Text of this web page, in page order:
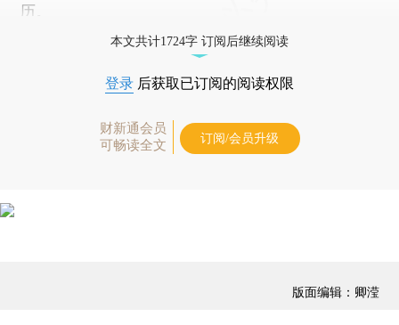
历。
本文共计1724字 订阅后继续阅读
登录 后获取已订阅的阅读权限
财新通会员
可畅读全文
订阅/会员升级
版面编辑：卿滢